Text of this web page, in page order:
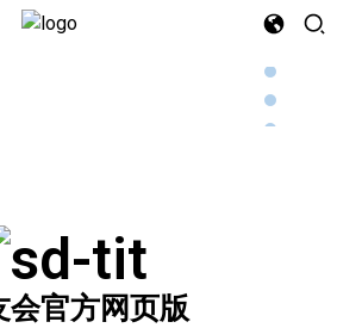
会官方网页版